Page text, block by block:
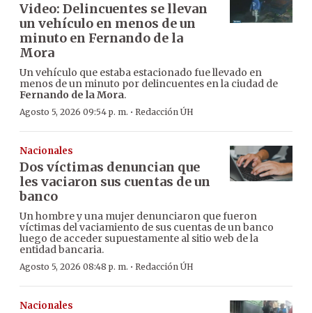
Video: Delincuentes se llevan
un vehículo en menos de un
minuto en Fernando de la
Mora
Un vehículo que estaba estacionado fue llevado en
menos de un minuto por delincuentes en la ciudad de
Fernando de la Mora.
Agosto 5, 2026 09:54 p. m. · Redacción ÚH
Nacionales
Dos víctimas denuncian que
les vaciaron sus cuentas de un
banco
Un hombre y una mujer denunciaron que fueron
víctimas del vaciamiento de sus cuentas de un banco
luego de acceder supuestamente al sitio web de la
entidad bancaria.
Agosto 5, 2026 08:48 p. m. · Redacción ÚH
Nacionales